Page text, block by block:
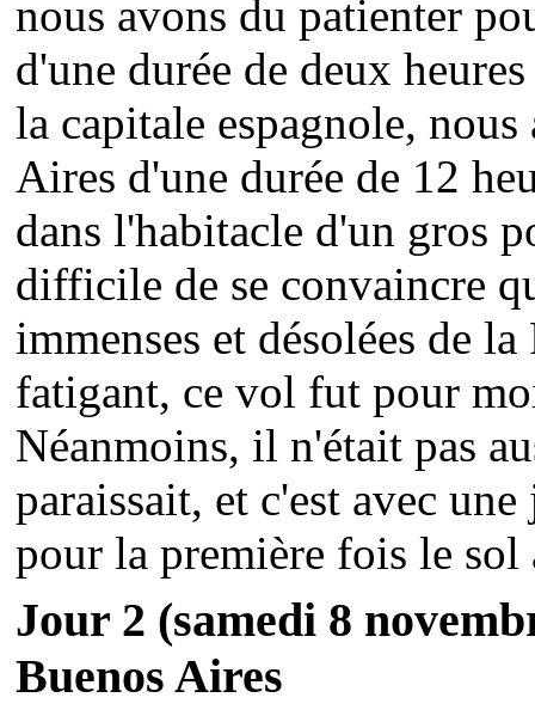
nous avons du patienter
d'une durée de deux
la capitale espagnole,
Aires d'une durée de 12
dans l'habitacle d'un gros
difficile de se convaincre
immenses et désolées de
fatigant, ce vol fut pour
Néanmoins, il n'était pas
paraissait, et c'est avec
pour la première fois le sol
Jour 2 (samedi 8
Buenos Aires